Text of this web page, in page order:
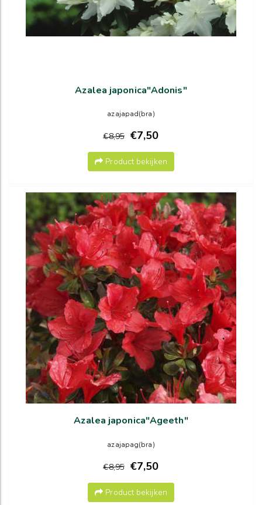
Azalea japonica"Adonis"
azajapad(bra)
€8,95 €7,50
Product bekijken
Azalea japonica"Ageeth"
azajapag(bra)
€8,95 €7,50
Product bekijken